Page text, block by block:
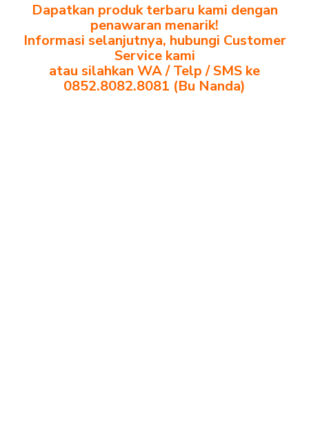
Dapatkan produk terbaru kami dengan
penawaran menarik!
Informasi selanjutnya, hubungi Customer
Service kami
atau silahkan WA / Telp / SMS ke
0852.8082.8081 (Bu Nanda)